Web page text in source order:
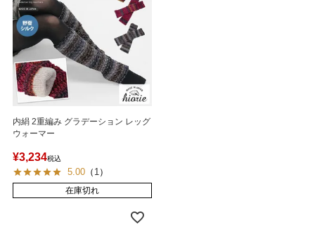
内絹 2重編み グラデーション レッグ
ウォーマー
¥3,234税込
5.00 （ 1）
在庫切れ